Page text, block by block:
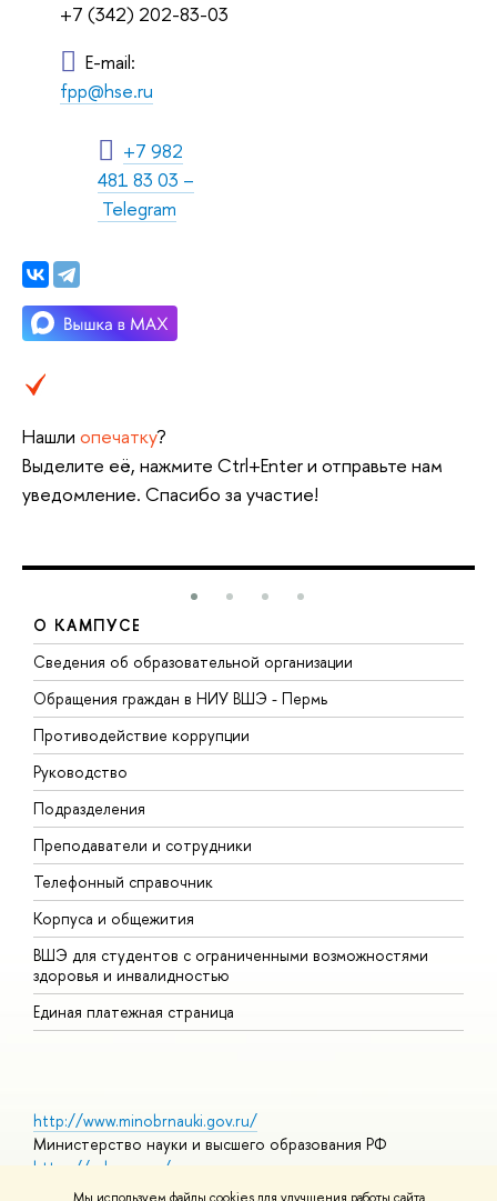
+7 (342) 202-83-03
E-mail:
fpp@hse.ru
+7 982
481 83 03 –
Telegram
Нашли опечатку?
Выделите её, нажмите Ctrl+Enter и отправьте нам
уведомление. Спасибо за участие!
О КАМПУСЕ
Сведения об образовательной организации
Обращения граждан в НИУ ВШЭ - Пермь
Противодействие коррупции
Руководство
Подразделения
Преподаватели и сотрудники
Телефонный справочник
Корпуса и общежития
ВШЭ для студентов с ограниченными возможностями
здоровья и инвалидностью
Единая платежная страница
http://www.minobrnauki.gov.ru/
Министерство науки и высшего образования РФ
https://edu.gov.ru/
Министерство просвещения РФ